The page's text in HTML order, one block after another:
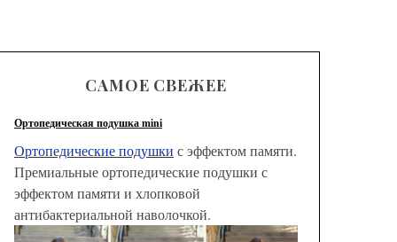
САМОЕ СВЕЖЕЕ
Ортопедическая подушка mini
Ортопедические подушки с эффектом памяти.
Премиальные ортопедические подушки с
эффектом памяти и хлопковой
антибактериальной наволочкой.